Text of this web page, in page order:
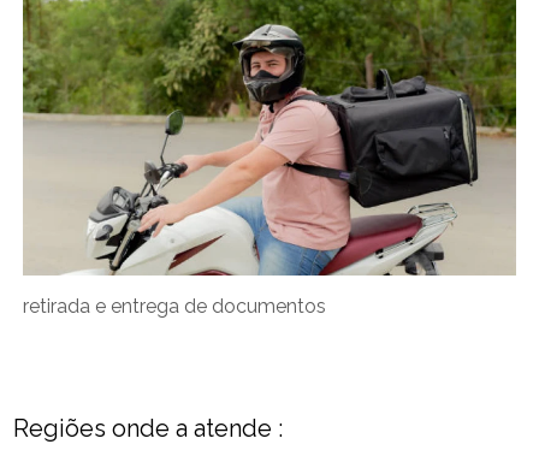
retirada e entrega de documentos
Regiões onde a atende :